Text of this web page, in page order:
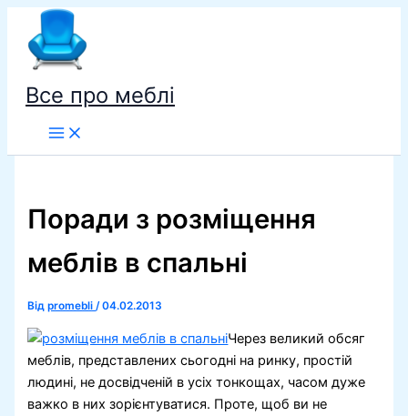
Перейти
вмісту
Все про меблі
Поради з розміщення
меблів в спальні
Відpromebli/04.02.2013
Через великий обсяг
меблів, представлених сьогодні на ринку, простій
людині, не досвідченій в усіх тонкощах, часом дуже
важко в них зорієнтуватися. Проте, щоб ви не